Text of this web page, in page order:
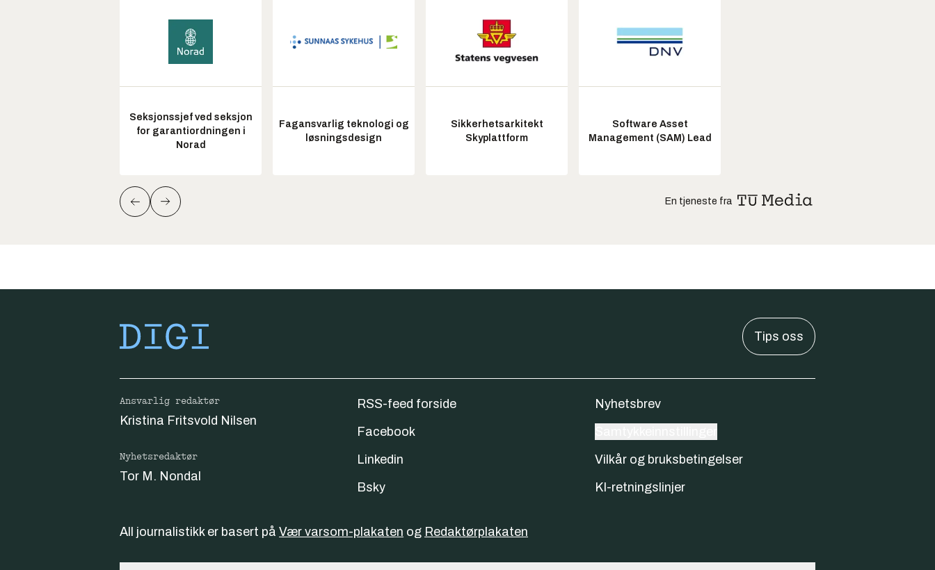
Seksjonssjef ved seksjon
for garantiordningen i
Norad
Fagansvarlig teknologi og
løsningsdesign
Sikkerhetsarkitekt
Skyplattform
Software Asset
Management (SAM) Lead
En tjeneste fra
Tips oss
Ansvarlig redaktør
Kristina Fritsvold Nilsen
Nyhetsredaktør
Tor M. Nondal
RSS-feed forside
Facebook
Linkedin
Bsky
Nyhetsbrev
Vilkår og bruksbetingelser
KI-retningslinjer
All journalistikk er basert på Vær varsom-plakaten og Redaktørplakaten